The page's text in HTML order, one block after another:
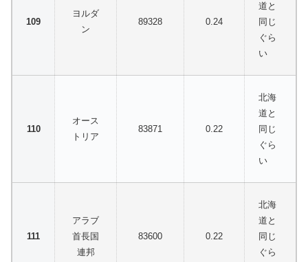
ヨルダ
ン
89328 0.24
道と
同じ
ぐら
い
オース
トリア
83871 0.22
北海
道と
同じ
ぐら
い
アラブ
首長国
連邦
83600 0.22
北海
道と
同じ
ぐら